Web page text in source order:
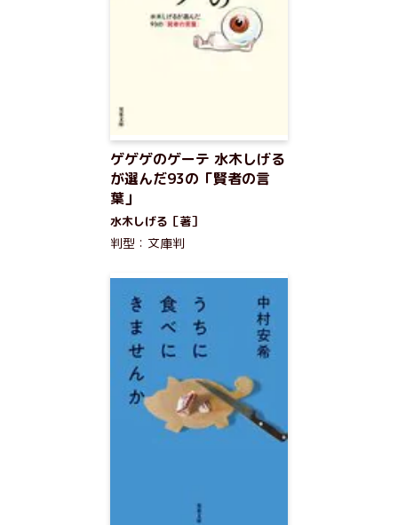
ゲゲゲのゲーテ 水木しげる
が選んだ93の「賢者の言
葉」
水木しげる［著］
判型：文庫判